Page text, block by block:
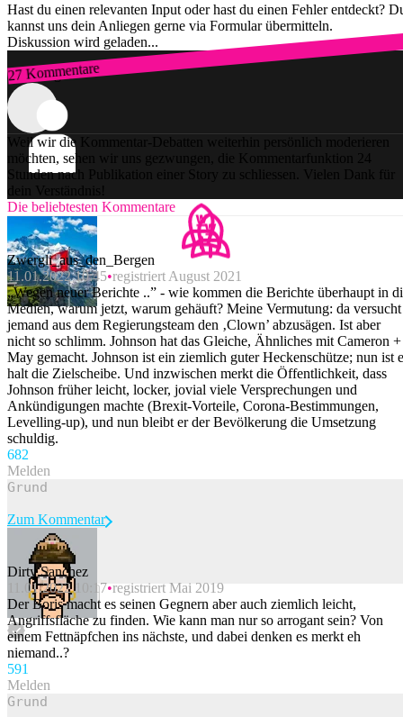
Hast du einen relevanten Input oder hast du einen Fehler entdeckt?
kannst uns dein Anliegen gerne via Formular übermitteln.
Diskussion wird geladen...
27 Kommentare
Zum Login
Weil wir die Kommentar-Debatten weiterhin persönlich moderieren
möchten, sehen wir uns gezwungen, die Kommentarfunktion 24
Stunden nach Publikation einer Story zu schliessen. Vielen Dank für
dein Verständnis!
Die beliebtesten Kommentare
Zwergli_aus_den_Bergen
11.01.2022 10:45 registriert August 2021
„Wegen neuer Berichte ..” - wie kommen die Berichte überhaupt in
Medien, warum jetzt, warum gehäuft? Meine Vermutung: da versucht
jemand aus dem Regierungsteam den ‚Clown’ abzusägen. Ist aber
nicht so schlimm. Johnson hat das Gleiche, Ähnliches mit Cameron +
May gemacht. Johnson ist ein ziemlich guter Heckenschütze; nun ist
halt die Zielscheibe. Und inzwischen merkt die Öffentlichkeit, dass
Johnson früher leicht, locker, jovial viele Versprechungen und
Ankündigungen machte (Brexit-Vorteile, Corona-Bestimmungen,
Levelling-up), und nun bleibt er der Bevölkerung die Umsetzung
schuldig.
682
Melden
Beitrag melden
Zum Kommentar
Dirty Sanchez
11.01.2022 10:17 registriert Mai 2019
Der Boris macht es seinen Gegnern aber auch ziemlich leicht,
Angriffsfläche zu finden. Wie kann man nur so arrogant sein? Von
einem Fettnäpfchen ins nächste, und dabei denken es merkt eh
niemand..?
591
Melden